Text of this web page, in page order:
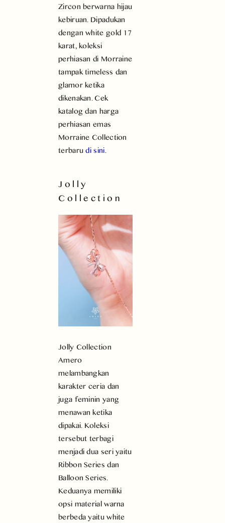
Zircon berwarna hijau
kebiruan. Dipadukan
dengan white gold 17
karat, koleksi
perhiasan di Morraine
tampak timeless dan
glamor ketika
dikenakan. Cek
katalog dan harga
perhiasan emas
Morraine Collection
terbarudi sini.
Jolly
Collection
Jolly Collection
Amero
melambangkan
karakter ceria dan
juga feminin yang
menawan ketika
dipakai. Koleksi
tersebut terbagi
menjadi dua seri yaitu
Ribbon Series dan
Balloon Series.
Keduanya memiliki
opsi material warna
berbeda yaitu white